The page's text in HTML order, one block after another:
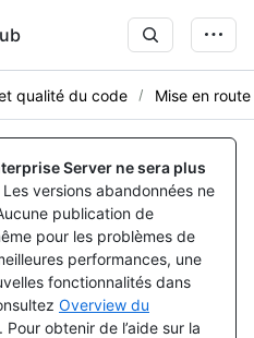
qualité du code Mise en route
Server ne sera plus
Les versions abandonnées ne
publication de
pour les problèmes de
performances, une
fonctionnalités dans
Overview du
. Pour obtenir de l’aide sur la